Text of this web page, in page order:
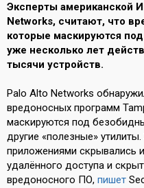
Эксперты американской
Networks, считают, что
которые маскируются
уже несколько лет
тысячи устройств.
Palo Alto Networks
вредоносных программ
маскируются под
другие «полезные»
приложениями скрывались
удалённого доступа и
вредоносного ПО, пишет